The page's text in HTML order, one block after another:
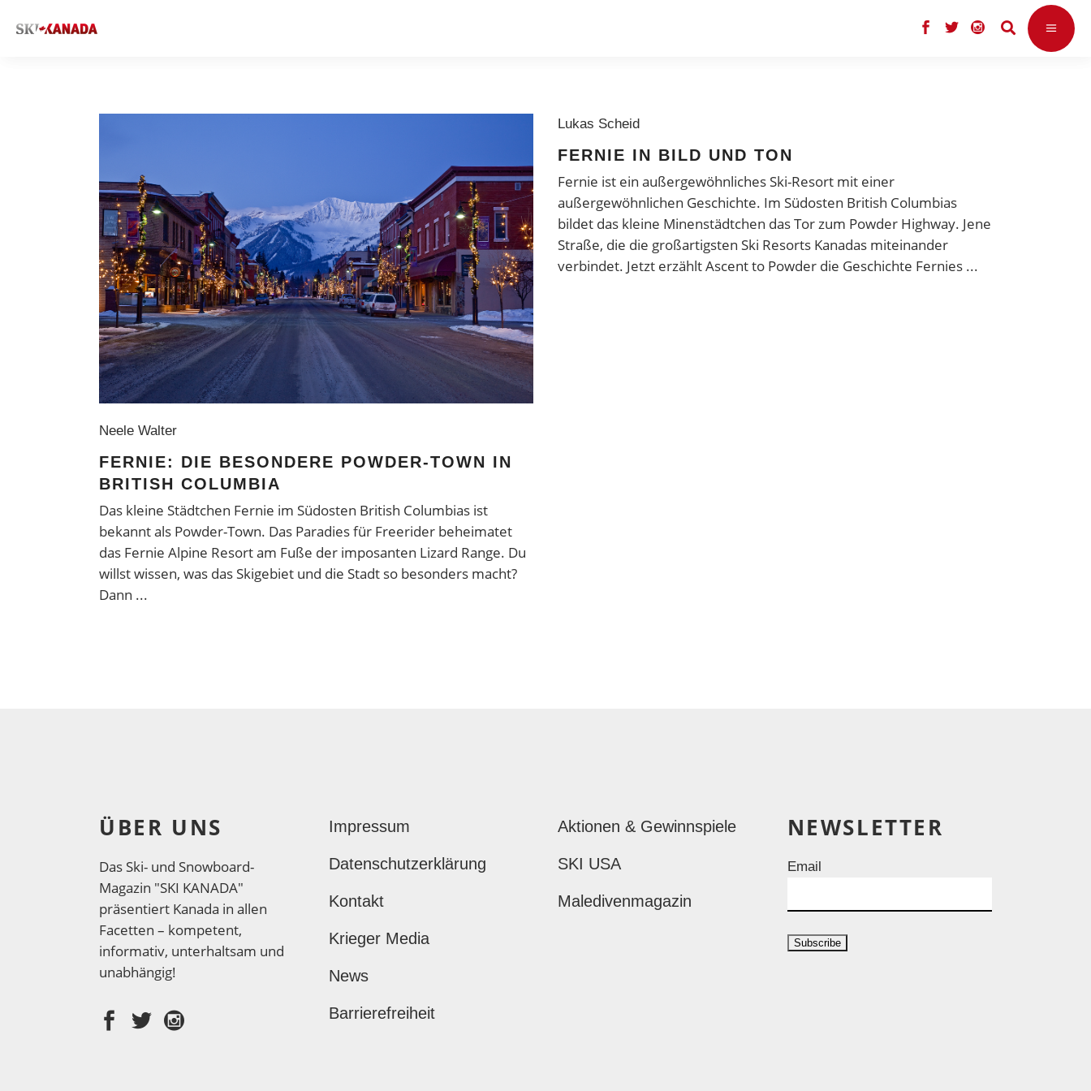
Neele Walter
FERNIE: DIE BESONDERE POWDER-TOWN IN
BRITISH COLUMBIA
Das kleine Städtchen Fernie im Südosten British Columbias ist
bekannt als Powder-Town. Das Paradies für Freerider beheimatet
das Fernie Alpine Resort am Fuße der imposanten Lizard Range. Du
willst wissen, was das Skigebiet und die Stadt so besonders macht?
Dann
Lukas Scheid
FERNIE IN BILD UND TON
Fernie ist ein außergewöhnliches Ski-Resort mit einer
außergewöhnlichen Geschichte. Im Südosten British Columbias
bildet das kleine Minenstädtchen das Tor zum Powder Highway. Jene
Straße, die die großartigsten Ski Resorts Kanadas miteinander
verbindet. Jetzt erzählt Ascent to Powder die Geschichte Fernies
ÜBER UNS
Das Ski- und Snowboard-
Magazin "SKI KANADA"
präsentiert Kanada in allen
Facetten – kompetent,
informativ, unterhaltsam und
unabhängig!
Impressum
Datenschutzerklärung
Kontakt
Krieger Media
News
Barrierefreiheit
Aktionen & Gewinnspiele
SKI USA
Maledivenmagazin
NEWSLETTER
Email